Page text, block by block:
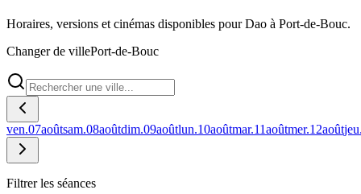
Horaires, versions et cinémas disponibles pour Dao à Port-de-Bouc.
Changer de villePort-de-Bouc
ven.07aoûtsam.08aoûtdim.09aoûtlun.10aoûtmar.11aoûtmer.12aoûtjeu.
Filtrer les séances